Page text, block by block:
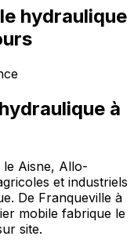
hydraulique
à
le Aisne, Allo-
et industriels
De Franqueville à
mobile fabrique le
site.